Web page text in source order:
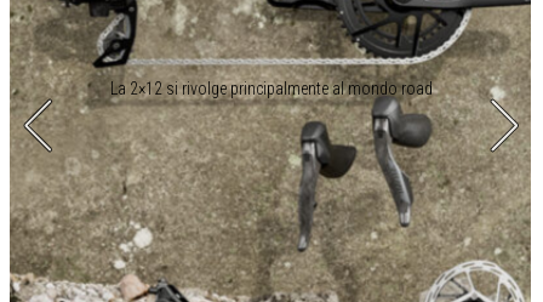
La 2×12 si rivolge principalmente al mondo road